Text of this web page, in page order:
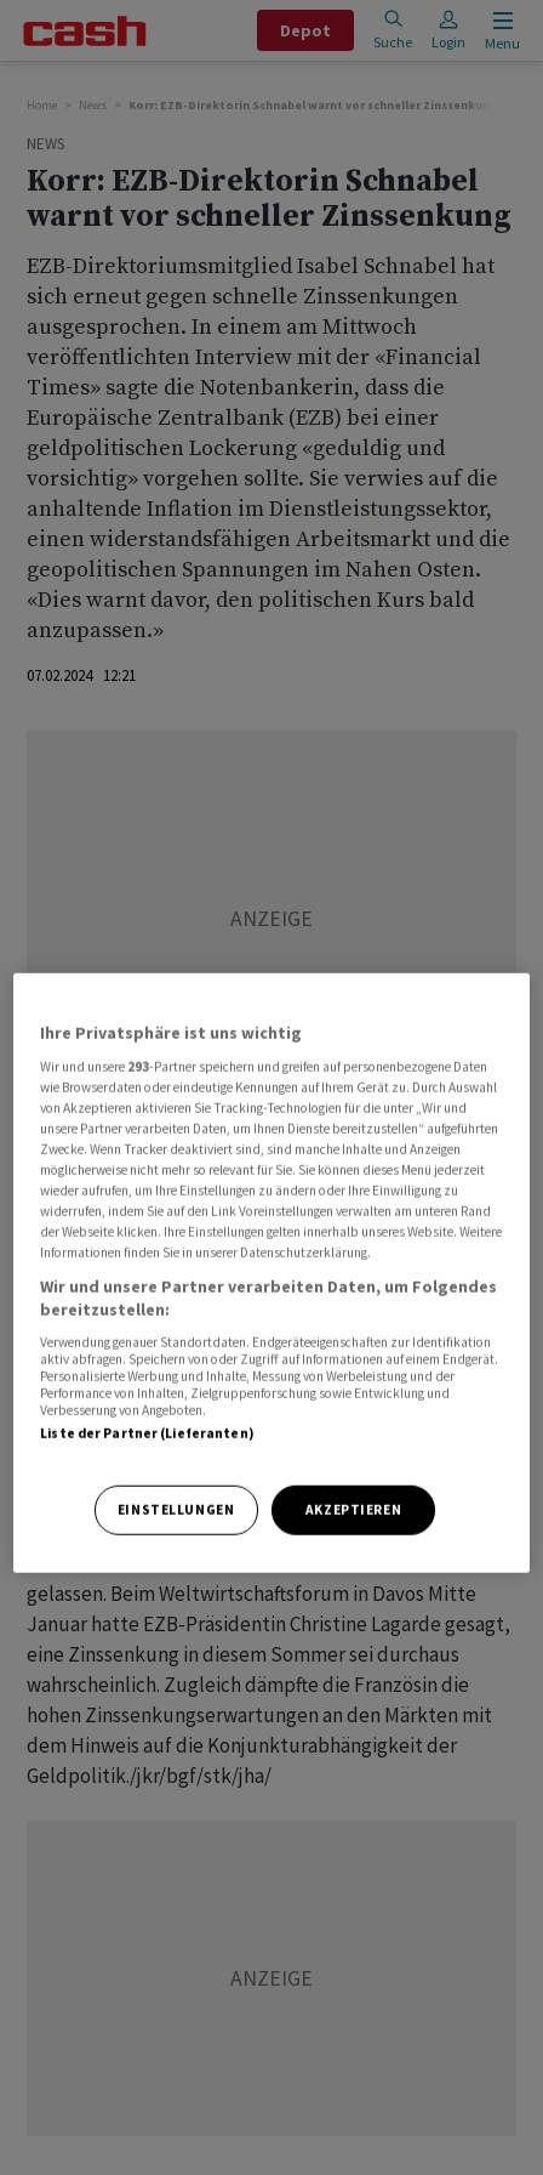
Depot
Suche Login Menu
Home News Korr: EZB-Direktorin Schnabel warnt vor schneller Zinssenkung
NEWS
Korr: EZB-Direktorin Schnabel
warnt vor schneller Zinssenkung
EZB-Direktoriumsmitglied Isabel Schnabel hat
sich erneut gegen schnelle Zinssenkungen
ausgesprochen. In einem am Mittwoch
veröffentlichten Interview mit der «Financial
Times» sagte die Notenbankerin, dass die
Europäische Zentralbank (EZB) bei einer
geldpolitischen Lockerung «geduldig und
vorsichtig» vorgehen sollte. Sie verwies auf die
anhaltende Inflation im Dienstleistungssektor,
einen widerstandsfähigen Arbeitsmarkt und die
geopolitischen Spannungen im Nahen Osten.
«Dies warnt davor, den politischen Kurs bald
anzupassen.»
07.02.2024 12:21
Zudem habe die Erfahrung der Vergangenheit gezeigt,
dass die Inflation auch schnell wieder aufflammen
könne, sagte Schnabel. Das deutsche
Direktoriumsmitglied hatte sich zuvor bereits mehrfach
gegen schnelle Zinssenkungen ausgesprochen.
Zuletzt hatte sich die Inflation in der Eurozone
abgeschwächt. Im Januar lag die Inflationsrate bei 2,8
Prozent. Sie näherte sich damit wieder der Zielmarke
der EZB, die eine Teuerung von mittelfristig zwei
Prozent anstrebt. Im Jahr 2022 war die Inflation im
von zehn Prozent gestiegen.
gelassen. Beim Weltwirtschaftsforum in Davos Mitte
Januar hatte EZB-Präsidentin Christine Lagarde gesagt,
eine Zinssenkung in diesem Sommer sei durchaus
wahrscheinlich. Zugleich dämpfte die Französin die
hohen Zinssenkungserwartungen an den Märkten mit
dem Hinweis auf die Konjunkturabhängigkeit der
Geldpolitik./jkr/bgf/stk/jha/
Ihre Privatsphäre ist uns wichtig
Wir und unsere 293-Partner speichern und greifen auf personenbezogene Daten
wie Browserdaten oder eindeutige Kennungen auf Ihrem Gerät zu. Durch Auswahl
von Akzeptieren aktivieren Sie Tracking-Technologien für die unter „Wir und
unsere Partner verarbeiten Daten, um Ihnen Dienste bereitzustellen“ aufgeführten
Zwecke. Wenn Tracker deaktiviert sind, sind manche Inhalte und Anzeigen
möglicherweise nicht mehr so relevant für Sie. Sie können dieses Menü jederzeit
wieder aufrufen, um Ihre Einstellungen zu ändern oder Ihre Einwilligung zu
widerrufen, indem Sie auf den Link Voreinstellungen verwalten am unteren Rand
der Webseite klicken. Ihre Einstellungen gelten innerhalb unseres Website. Weitere
Informationen finden Sie in unserer Datenschutzerklärung.
Wir und unsere Partner verarbeiten Daten, um Folgendes
bereitzustellen:
Verwendung genauer Standortdaten. Endgeräteeigenschaften zur Identifikation
aktiv abfragen. Speichern von oder Zugriff auf Informationen auf einem Endgerät.
Personalisierte Werbung und Inhalte, Messung von Werbeleistung und der
Performance von Inhalten, Zielgruppenforschung sowie Entwicklung und
Verbesserung von Angeboten.
Liste der Partner (Lieferanten)
EINSTELLUNGEN AKZEPTIEREN